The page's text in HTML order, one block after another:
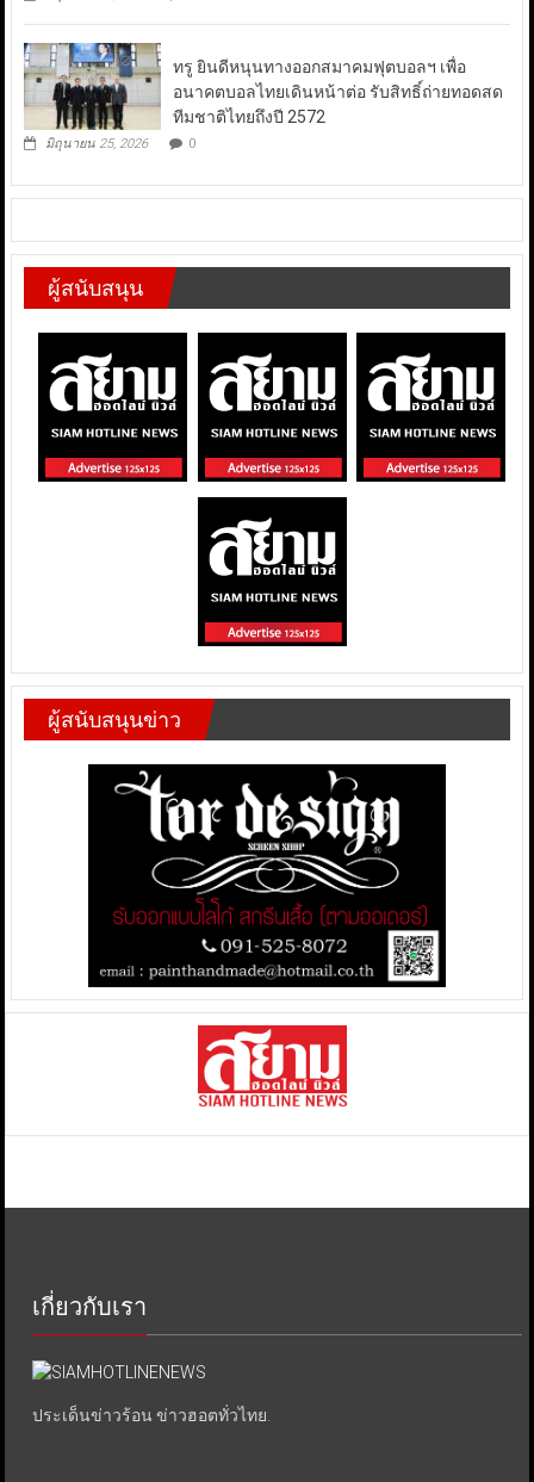
ทรู ยินดีหนุนทางออกสมาคมฟุตบอลฯ เพื่อ
อนาคตบอลไทยเดินหน้าต่อ รับสิทธิ์ถ่ายทอดสด
ทีมชาติไทยถึงปี 2572
มิถุนายน 25, 2026 0
ผู้สนับสนุน
ผู้สนับสนุนข่าว
เกี่ยวกับเรา
ประเด็นข่าวร้อน ข่าวฮอตทั่วไทย.